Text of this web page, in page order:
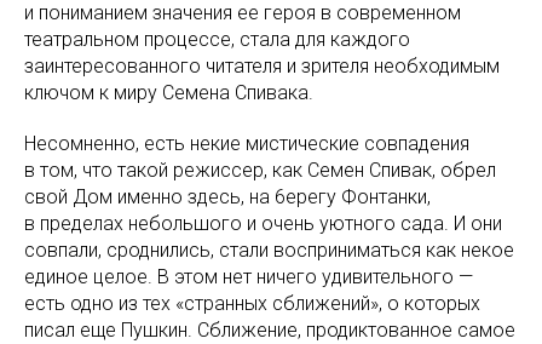
и пониманием значения ее героя в современном
театральном процессе, стала для каждого
заинтересованного читателя и зрителя необходимым
ключом к миру Семена Спивака.
Несомненно, есть некие мистические совпадения
в том, что такой режиссер, как Семен Спивак, обрел
свой Дом именно здесь, на 6epeгy Фонтанки,
в пределах небольшого и очень уютного сада. И они
совпали, сроднились, стали восприниматься как некое
единое целое. В этом нет ничего удивительного —
есть одно из тех «странных сближений», о которых
писал еще Пушкин. Сближение, продиктованное самое